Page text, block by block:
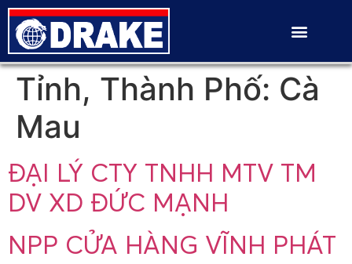
Tỉnh, Thành Phố: Cà
Mau
ĐẠI LÝ CTY TNHH MTV TM
DV XD ĐỨC MẠNH
NPP CỬA HÀNG VĨNH PHÁT